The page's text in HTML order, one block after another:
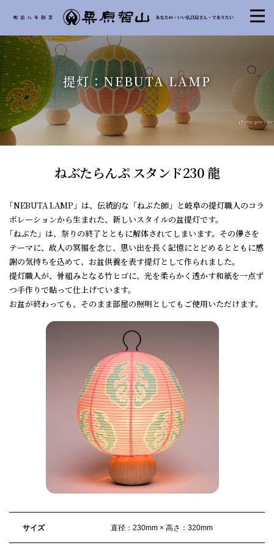
提灯：NEBUTA LAMP
ねぶたらんぷ スタンド230 龍
｢NEBUTA LAMP」は、伝統的な「ねぶた師」と岐阜の提灯職人のコラ
ボレーションから生まれた、新しいスタイルの盆提灯です。
｢ねぶた」は、祭りの終了とともに解体されてしまいます。その儚さを
テーマに、故人の冥福を念じ、思い出を長く記憶にとどめるとともに感
謝の気持ちを込めて、お盆供養を表す提灯として作られました。
提灯職人が、骨組みとなる竹ヒゴに、光を柔らかく透かす和紙を一点ず
つ手作りで貼って仕上げています。
お盆が終わっても、そのまま部屋の照明としてもご使用いただけます。
サイズ 直径：230mm × 高さ：320mm